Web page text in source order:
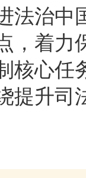
法治中
，着力
核心任
提升司